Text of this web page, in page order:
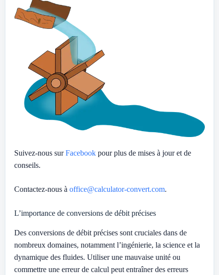
Suivez-nous surFacebook pour plus de mises à jour et de
conseils.
Contactez-nous à office@calculator-convert.com.
L’importance de conversions de débit précises
Des conversions de débit précises sont cruciales dans de
nombreux domaines, notamment l’ingénierie, la science et la
dynamique des fluides. Utiliser une mauvaise unité ou
commettre une erreur de calcul peut entraîner des erreurs